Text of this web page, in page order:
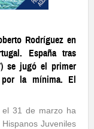
Rodríguez en
España tras
se jugó el primer
la mínima. El
31 de marzo ha
Juveniles